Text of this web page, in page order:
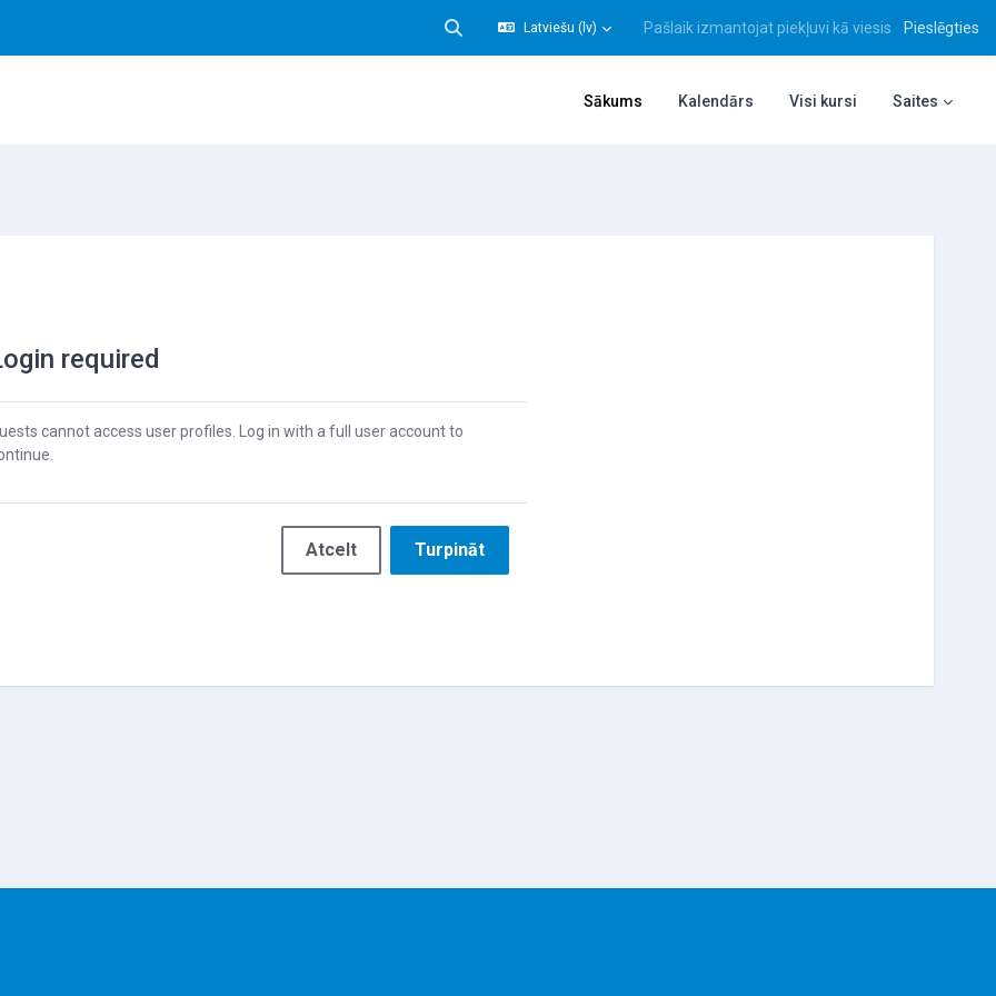
Pārslēgt meklēšanas ievadi
Latviešu ‎(lv)‎ Pašlaik izmantojat piekļuvi kā viesis Pieslēgties
Sākums Kalendārs Visi kursi Saites
required
cannot access user profiles. Log in with a full user account to
Atcelt Turpināt